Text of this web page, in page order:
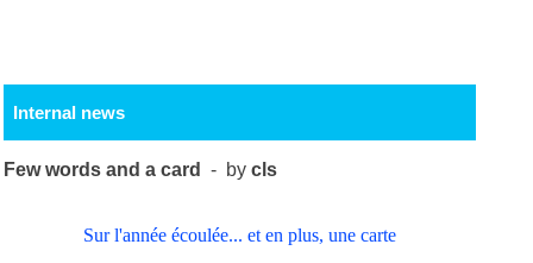
Internal news
Few words and a card - bycls
Sur l'année écoulée... et en plus, une carte